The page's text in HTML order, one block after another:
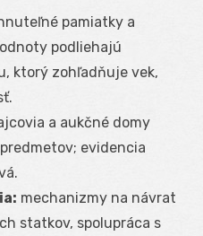
pamiatky a
podliehajú
ktorý zohľadňuje vek,
a aukčné domy
evidencia
mechanizmy na návrat
statkov, spolupráca s